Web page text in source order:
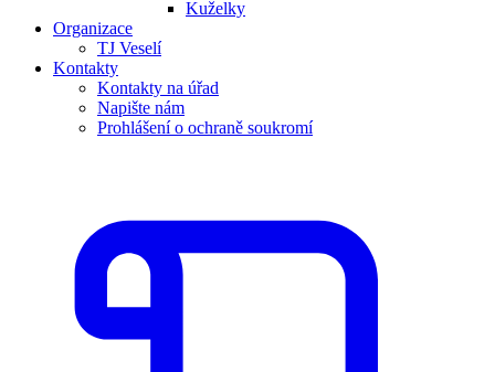
Kuželky
Organizace
TJ Veselí
Kontakty
Kontakty na úřad
Napište nám
Prohlášení o ochraně soukromí